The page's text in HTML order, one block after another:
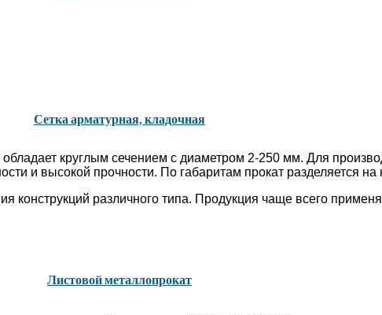
Сетка арматурная, кладочная
Листовой металлопрокат
обладает круглым сечением с диаметром 2-250 мм. Для
и высокой прочности. По габаритам прокат разделяется
конструкций различного типа. Продукция чаще всего